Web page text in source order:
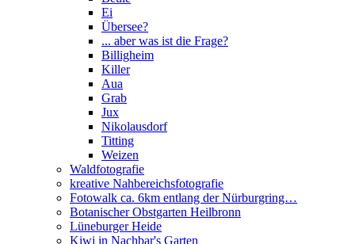
Ei
Übersee?
... aber was ist die Frage?
Billigheim
Killer
Aua
Grab
Jux
Nikolausdorf
Titting
Weizen
Waldfotografie
kreative Nahbereichsfotografie
Fotowalk ca. 6km entlang der Nürburgring…
Botanischer Obstgarten Heilbronn
Lüneburger Heide
Kiwi in Nachbar's Garten